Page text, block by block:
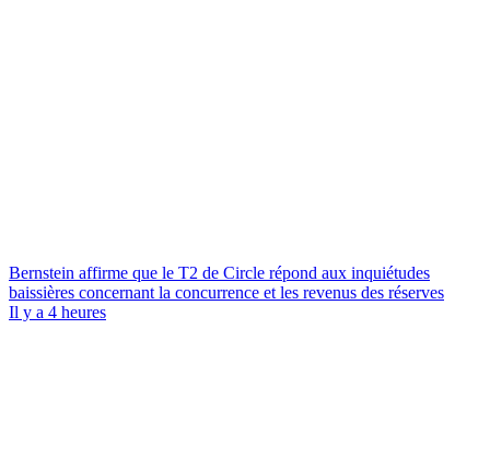
Bernstein affirme que le T2 de Circle répond aux inquiétudes
baissières concernant la concurrence et les revenus des réserves
Il y a 4 heures